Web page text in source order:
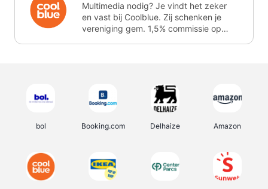
Multimedia nodig? Je vindt het zeker
en vast bij Coolblue. Zij schenken je
vereniging gem. 1,5% commissie op
bol Booking.com Delhaize Amazon